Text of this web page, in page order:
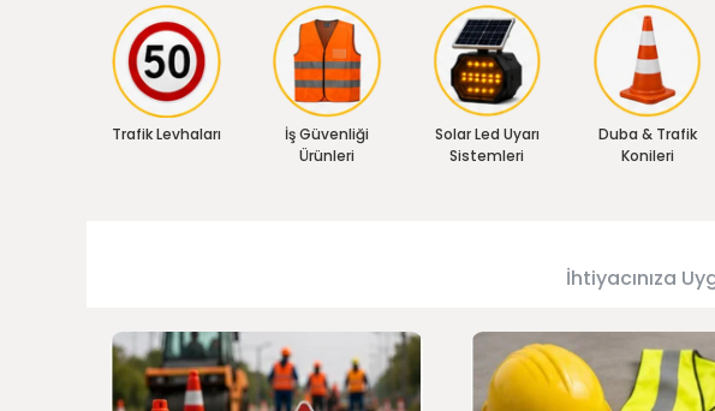
Trafik Levhaları
İş Güvenliği
Ürünleri
Solar Led Uyarı
Sistemleri
Duba & Trafik
Konileri
İhtiyacınıza